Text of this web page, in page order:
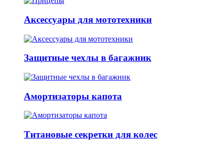
Аксессуары для мототехники
Защитные чехлы в багажник
Амортизаторы капота
Титановые секретки для колес